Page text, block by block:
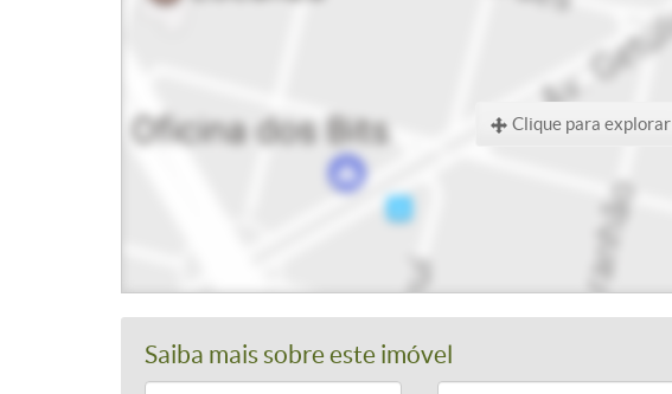
Clique para explorar
Saiba mais sobre este imóvel